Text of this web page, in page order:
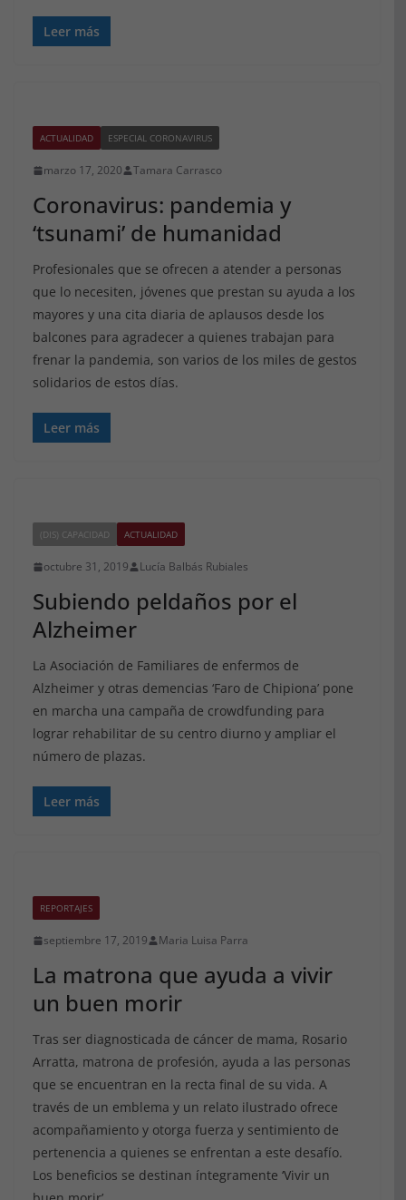
Leer más
ACTUALIDAD ESPECIAL CORONAVIRUS
marzo 17, 2020 Tamara Carrasco
Coronavirus: pandemia y
‘tsunami’ de humanidad
Profesionales que se ofrecen a atender a personas
que lo necesiten, jóvenes que prestan su ayuda a los
mayores y una cita diaria de aplausos desde los
balcones para agradecer a quienes trabajan para
frenar la pandemia, son varios de los miles de gestos
solidarios de estos días.
Leer más
(DIS) CAPACIDAD ACTUALIDAD
octubre 31, 2019 Lucía Balbás Rubiales
Subiendo peldaños por el
Alzheimer
La Asociación de Familiares de enfermos de
Alzheimer y otras demencias ‘Faro de Chipiona’ pone
en marcha una campaña de crowdfunding para
lograr rehabilitar de su centro diurno y ampliar el
número de plazas.
Leer más
REPORTAJES
septiembre 17, 2019 Maria Luisa Parra
La matrona que ayuda a vivir
un buen morir
Tras ser diagnosticada de cáncer de mama, Rosario
Arratta, matrona de profesión, ayuda a las personas
que se encuentran en la recta final de su vida. A
través de un emblema y un relato ilustrado ofrece
acompañamiento y otorga fuerza y sentimiento de
pertenencia a quienes se enfrentan a este desafío.
Los beneficios se destinan íntegramente ‘Vivir un